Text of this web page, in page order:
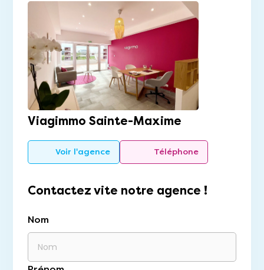
Viagimmo Sainte-Maxime
Voir l'agence Téléphone
Contactez vite notre agence !
Nom